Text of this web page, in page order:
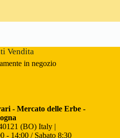
Vendita
in negozio
- Mercato delle Erbe -
(BO) Italy |
- 14:00 / Sabato 8:30